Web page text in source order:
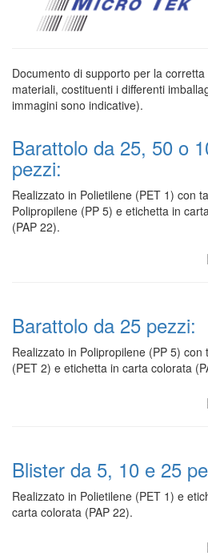
Documento di supporto per la
materiali, costituenti i differenti
immagini sono indicative).
Barattolo da 25, 50 o
pezzi:
Realizzato in Polietilene (PET 1) con
Polipropilene (PP 5) e etichetta in
(PAP 22).
Barattolo da 25 pezzi:
Realizzato in Polipropilene (PP 5) con
(PET 2) e etichetta in carta colorata
Blister da 5, 10 e 25
Realizzato in Polietilene (PET 1) e
carta colorata (PAP 22).